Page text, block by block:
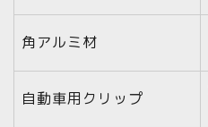
角アルミ材
自動車用クリップ